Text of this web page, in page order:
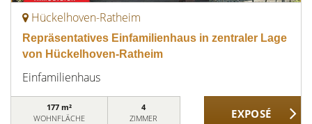
Hückelhoven-Ratheim
Repräsentatives Einfamilienhaus in zentraler Lage
von Hückelhoven-Ratheim
Einfamilienhaus
177 m²
WOHNFLÄCHE
4
ZIMMER